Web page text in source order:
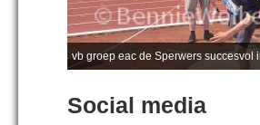
vb groep eac de Sperwers succesvol
Social media